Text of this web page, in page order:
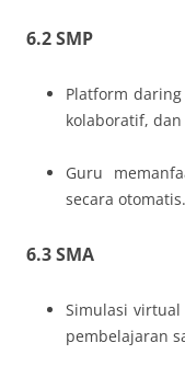
6.2 SMP
Platform
kolaboratif,
Guru
secara otomatis.
6.3 SMA
Simulasi
pembelajaran